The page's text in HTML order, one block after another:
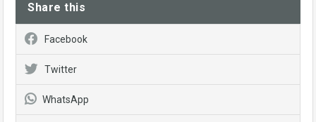
Share this
Facebook
Twitter
WhatsApp